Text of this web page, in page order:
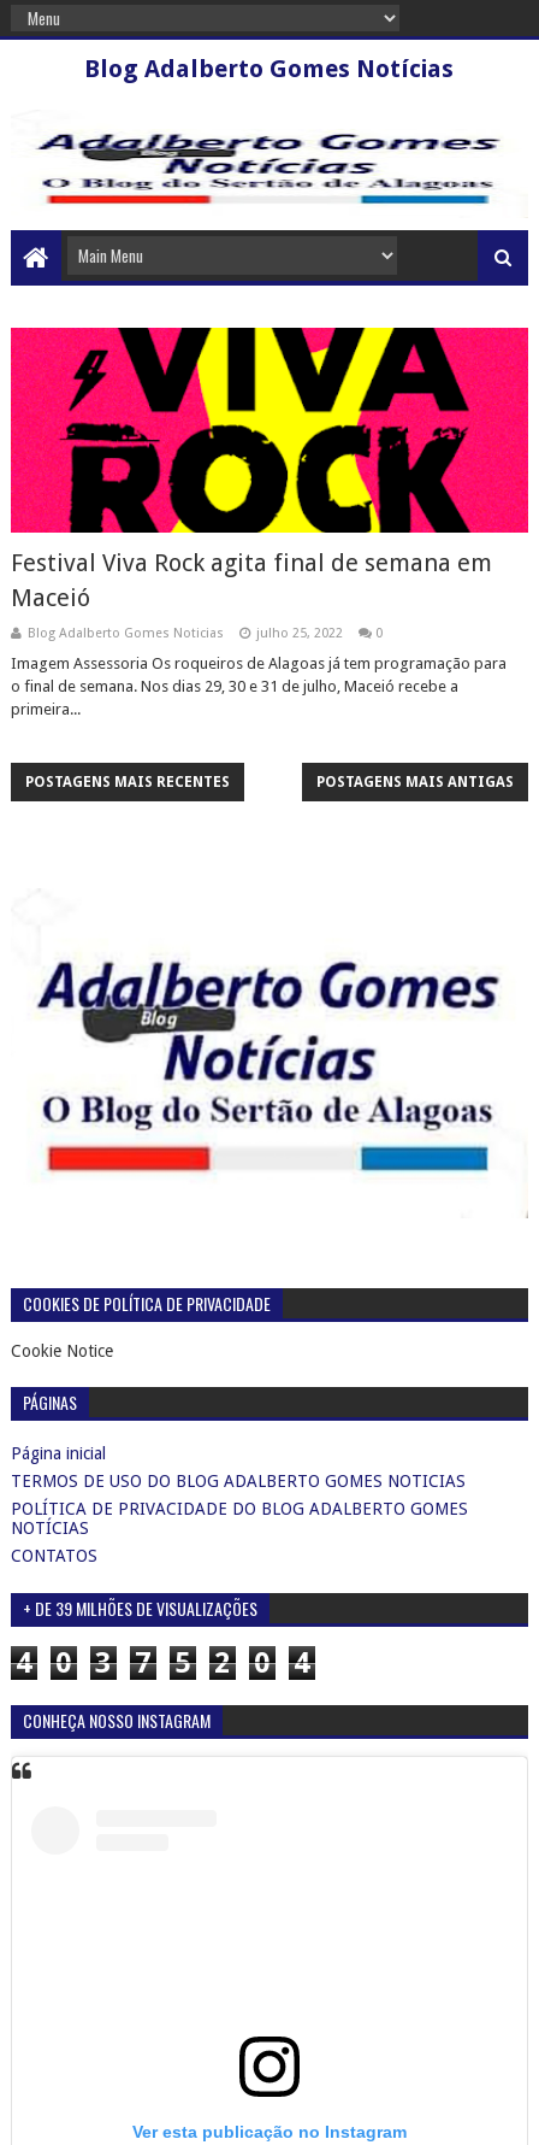
Blog Adalberto Gomes Notícias
Festival Viva Rock agita final de semana em
Maceió
Blog Adalberto Gomes Noticias julho 25, 2022 0
Imagem Assessoria Os roqueiros de Alagoas já tem programação para
o final de semana. Nos dias 29, 30 e 31 de julho, Maceió recebe a
primeira...
POSTAGENS MAIS RECENTES POSTAGENS MAIS ANTIGAS
COOKIES DE POLÍTICA DE PRIVACIDADE
Cookie Notice
PÁGINAS
Página inicial
TERMOS DE USO DO BLOG ADALBERTO GOMES NOTICIAS
POLÍTICA DE PRIVACIDADE DO BLOG ADALBERTO GOMES
NOTÍCIAS
CONTATOS
+ DE 39 MILHÕES DE VISUALIZAÇÕES
4 0 3 7 5 2 0 4
CONHEÇA NOSSO INSTAGRAM
Ver esta publicação no Instagram